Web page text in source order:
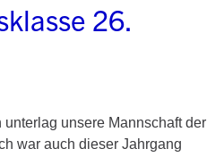
26.
unsere Mannschaft der
war auch dieser Jahrgang